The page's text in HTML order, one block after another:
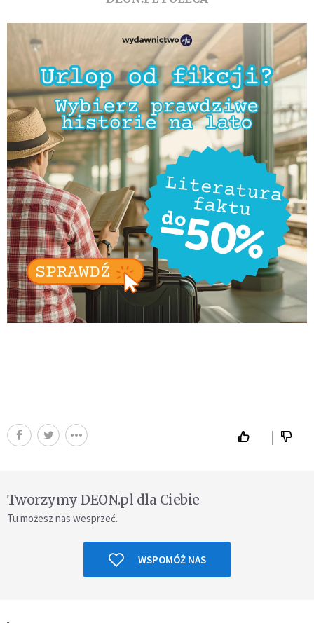
Tworzymy DEON.pl dla Ciebie
Tu możesz nas wesprzeć.
WSPOMÓŻ NAS